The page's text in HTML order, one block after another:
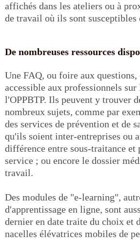
affichés dans les ateliers ou à
de travail où ils sont susceptibles
De nombreuses ressources
Une FAQ, ou foire aux questions,
accessible aux professionnels
l'OPPBTP. Ils peuvent y trouver
nombreux sujets, comme par
des services de prévention et de
qu'ils soient inter-entreprises ou
différence entre sous-traitance et
service ; ou encore le dossier
travail.
Des modules de "e-learning",
d'apprentissage en ligne, sont
dernier en date traite du choix et
nacelles élévatrices mobiles de